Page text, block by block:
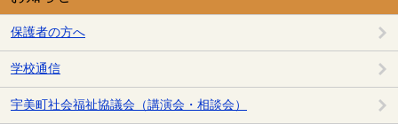
保護者の方へ
学校通信
宇美町社会福祉協議会（講演会・相談会）